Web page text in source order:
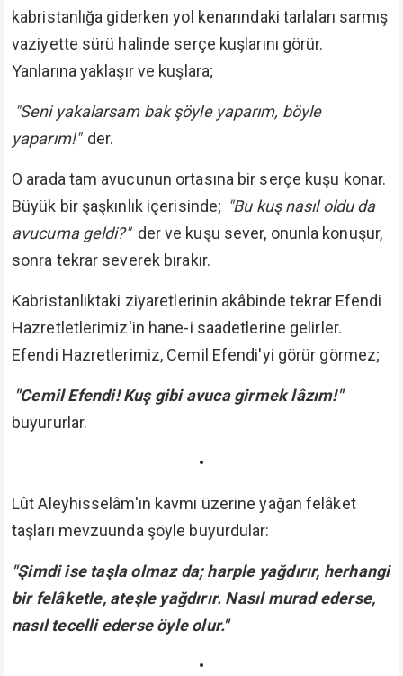
kabristanlığa giderken yol kenarındaki tarlaları sarmış
vaziyette sürü halinde serçe kuşlarını görür.
Yanlarına yaklaşır ve kuşlara;
"Seni yakalarsam bak şöyle yaparım, böyle
yaparım!" der.
O arada tam avucunun ortasına bir serçe kuşu konar.
Büyük bir şaşkınlık içerisinde; "Bu kuş nasıl oldu da
avucuma geldi?" der ve kuşu sever, onunla konuşur,
sonra tekrar severek bırakır.
Kabristanlıktaki ziyaretlerinin akâbinde tekrar Efendi
Hazretletlerimiz'in hane-i saadetlerine gelirler.
Efendi Hazretlerimiz, Cemil Efendi'yi görür görmez;
"Cemil Efendi! Kuş gibi avuca girmek lâzım!"
buyururlar.
•
Lût Aleyhisselâm'ın kavmi üzerine yağan felâket
taşları mevzuunda şöyle buyurdular:
"Şimdi ise taşla olmaz da; harple yağdırır, herhangi
bir felâketle, ateşle yağdırır. Nasıl murad ederse,
nasıl tecelli ederse öyle olur."
•